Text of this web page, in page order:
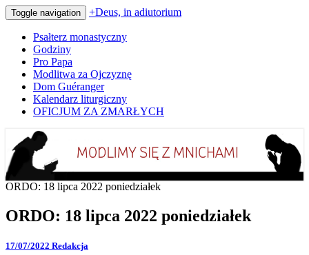
Toggle navigation +Deus, in adiutorium
Psałterz monastyczny
Godziny
Pro Papa
Modlitwa za Ojczyznę
Dom Guéranger
Kalendarz liturgiczny
OFICJUM ZA ZMARŁYCH
+Deus, in adiutorium
Codziennie modlimy się z mnichami
ORDO: 18 lipca 2022 poniedziałek
ORDO: 18 lipca 2022 poniedziałek
17/07/2022 Redakcja